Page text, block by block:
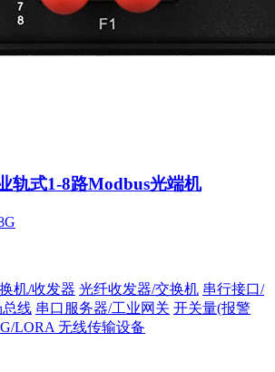
轨式1-8路Modbus光端机
机/收发器 光纤收发器/交换机 串行接口/
总线 串口服务器/工业网关 开关量(报警
LORA 无线传输设备